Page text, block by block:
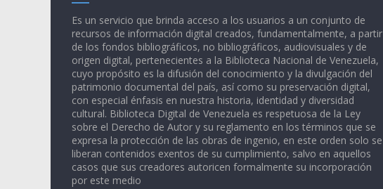
Es un servicio que brinda acceso a los usuarios a un conjunto de
recursos de información digital creados, fundamentalmente, a partir
de los fondos bibliográficos, no bibliográficos, audiovisuales y de
origen digital, pertenecientes a la Biblioteca Nacional de Venezuela,
cuyo propósito es la difusión del conocimiento y la divulgación del
patrimonio documental del país, así como su preservación digital,
con especial énfasis en nuestra historia, identidad y diversidad
cultural. Biblioteca Digital de Venezuela es respetuosa de la Ley
sobre el Derecho de Autor y su reglamento en los términos que se
expresa la protección de las obras de ingenio, en este orden solo se
liberan contenidos exentos de su cumplimiento, salvo en aquellos
casos que sus creadores autoricen formalmente su incorporación
por este medio